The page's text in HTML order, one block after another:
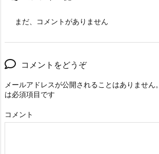
まだ、コメントがありません
コメントをどうぞ
メールアドレスが公開されることはありません。
は必須項目です
コメント